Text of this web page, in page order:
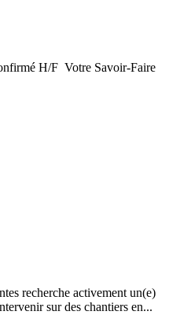
H/F ️ Votre Savoir-Faire
recherche activement un(e)
sur des chantiers en...